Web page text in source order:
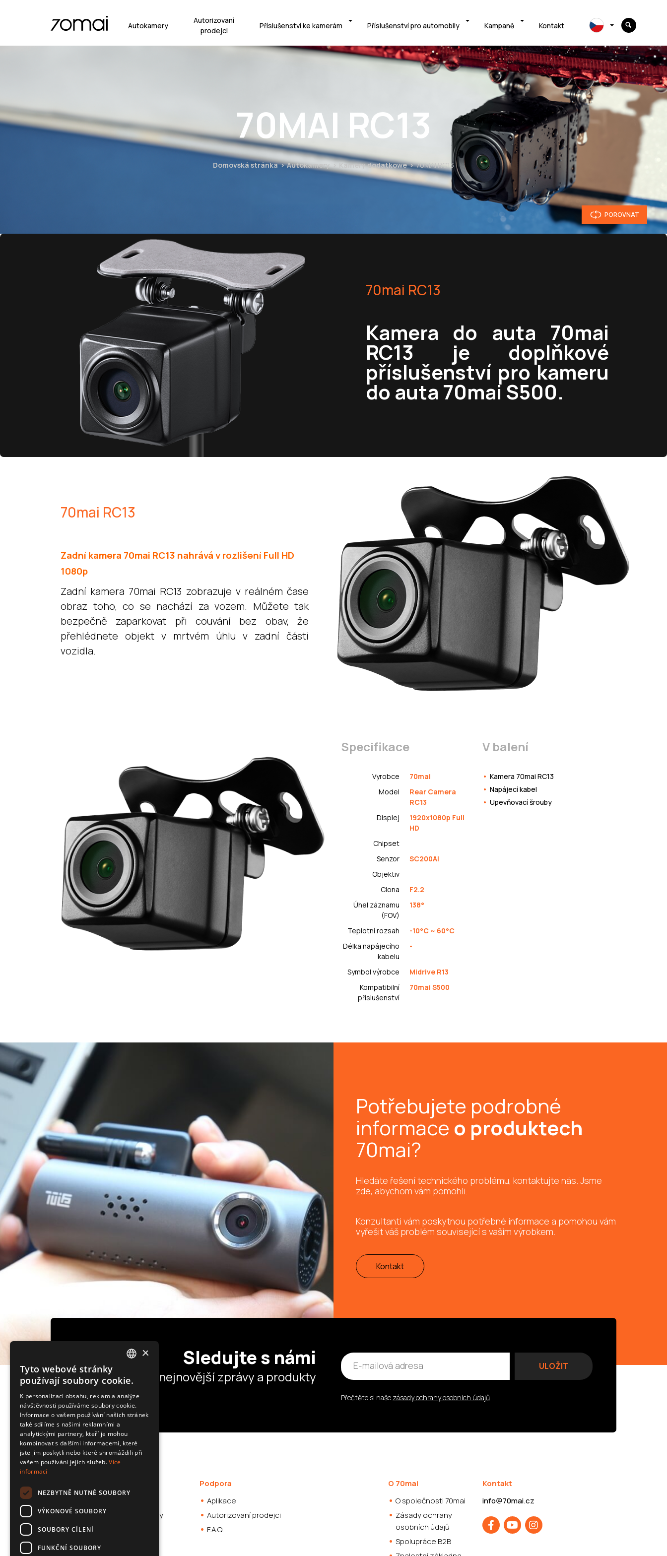
Autokamery
Autorizovaní
prodejci
Příslušenství ke kamerám Příslušenství pro automobily Kampaně Kontakt
70MAI RC13
Domovská stránka Autokamery Kamery dodatkowe 70MAI RC13
POROVNAT
70mai RC13
Kamera do auta 70mai
RC13 je doplňkové
příslušenství pro kameru
do auta 70mai S500.
70mai RC13
Zadní kamera 70mai RC13 nahrává v rozlišení Full HD
1080p
Zadní kamera 70mai RC13 zobrazuje v reálném čase
obraz toho, co se nachází za vozem. Můžete tak
bezpečně zaparkovat při couvání bez obav, že
přehlédnete objekt v mrtvém úhlu v zadní části
vozidla.
Specifikace
Vyrobce
70mai
Model
Rear Camera
RC13
Displej
1920x1080p Full
HD
Chipset
Senzor
SC200AI
Objektiv
Clona
F2.2
Úhel záznamu
(FOV)
138°
Teplotní rozsah
-10°C ~ 60°C
Délka napájecího
kabelu
-
Symbol výrobce
Midrive R13
Kompatibilní
příslušenství
70mai S500
V balení
Kamera 70mai RC13
Napájecí kabel
Upevňovací šrouby
Potřebujete podrobné
informace o produktech
70mai?
Hledáte řešení technického problému, kontaktujte nás. Jsme
zde, abychom vám pomohli.
Konzultanti vám poskytnou potřebné informace a pomohou vám
vyřešit váš problém související s vaším výrobkem.
Kontakt
Sledujte s námi
nejnovější zprávy a produkty
Přečtěte si naše zásady ochrany osobních údajů
Příslušenství pro automobily
Podpora
Aplikace
Autorizovaní prodejci
F.A.Q.
O 70mai
O společnosti 70mai
Zásady ochrany
osobních údajů
Spolupráce B2B
Kontakt
info@70mai.cz
ENGLISH
×
Tyto webové stránky
používají soubory cookie.
K personalizaci obsahu, reklam a analýze
návštěvnosti používáme soubory cookie.
Informace o vašem používání našich stránek
také sdílíme s našimi reklamními a
analytickými partnery, kteří je mohou
kombinovat s dalšími informacemi, které
jste jim poskytli nebo které shromáždili při
vašem používání jejich služeb.Více
informací
NEZBYTNĚ NUTNÉ SOUBORY
VÝKONOVÉ SOUBORY
SOUBORY CÍLENÍ
FUNKČNÍ SOUBORY